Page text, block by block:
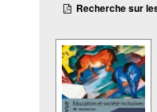
Recherche sur